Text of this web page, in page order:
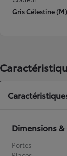
Gris Célestine (M)
Dimensions &
Portes